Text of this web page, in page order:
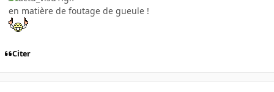
en matière de foutage de gueule !
Citer